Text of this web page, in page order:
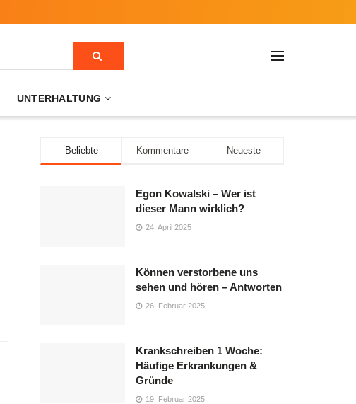
UNTERHALTUNG
Beliebte Kommentare Neueste
Egon Kowalski – Wer ist
dieser Mann wirklich?
24. April 2025
Können verstorbene uns
sehen und hören – Antworten
26. Februar 2025
Krankschreiben 1 Woche:
Häufige Erkrankungen &
Gründe
19. Februar 2025